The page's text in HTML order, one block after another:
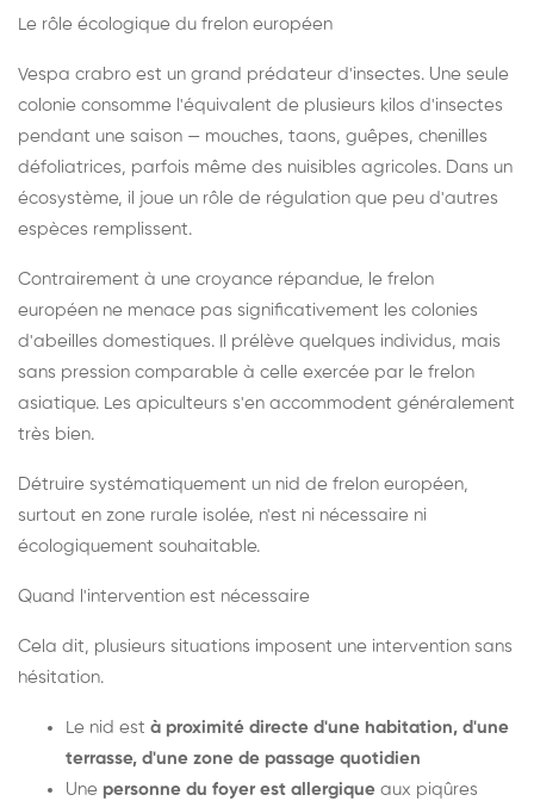
Le rôle écologique du frelon européen
Vespa crabro est un grand prédateur d'insectes. Une seule
colonie consomme l'équivalent de plusieurs kilos d'insectes
pendant une saison — mouches, taons, guêpes, chenilles
défoliatrices, parfois même des nuisibles agricoles. Dans un
écosystème, il joue un rôle de régulation que peu d'autres
espèces remplissent.
Contrairement à une croyance répandue, le frelon
européen ne menace pas significativement les colonies
d'abeilles domestiques. Il prélève quelques individus, mais
sans pression comparable à celle exercée par le frelon
asiatique. Les apiculteurs s'en accommodent généralement
très bien.
Détruire systématiquement un nid de frelon européen,
surtout en zone rurale isolée, n'est ni nécessaire ni
écologiquement souhaitable.
Quand l'intervention est nécessaire
Cela dit, plusieurs situations imposent une intervention sans
hésitation.
Le nid est à proximité directe d'une habitation, d'une
terrasse, d'une zone de passage quotidien
Une personne du foyer est allergique aux piqûres